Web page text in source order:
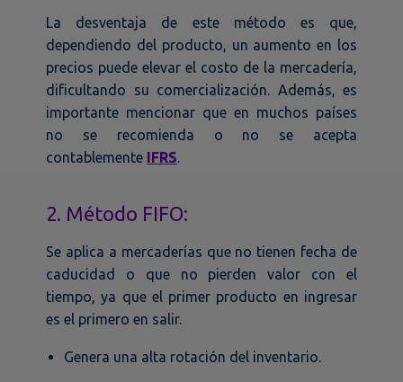
La desventaja de este método es que,
dependiendo del producto, un aumento en los
precios puede elevar el costo de la mercadería,
dificultando su comercialización. Además, es
importante mencionar que en muchos países
no se recomienda o no se acepta
contablemente IFRS.
2. Método FIFO:
Se aplica a mercaderías que no tienen fecha de
caducidad o que no pierden valor con el
tiempo, ya que el primer producto en ingresar
es el primero en salir.
Genera una alta rotación del inventario.